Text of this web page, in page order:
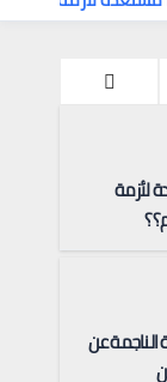
لأزمة
الناجمة عن